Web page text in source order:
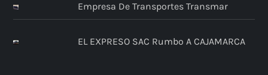
Empresa De Transportes Transmar
EL EXPRESO SAC Rumbo A CAJAMARCA